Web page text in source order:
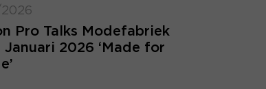
Pro Talks Modefabriek
Januari 2026 ‘Made for